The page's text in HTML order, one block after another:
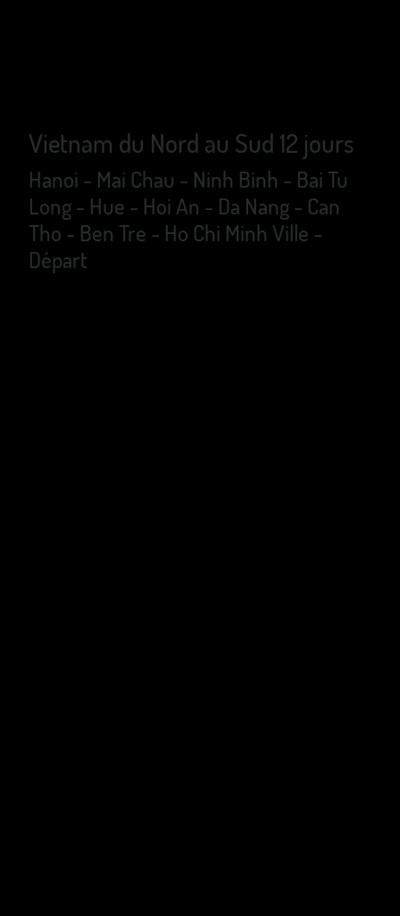
Vietnam du Nord au Sud 12 jours
Hanoi - Mai Chau - Ninh Binh - Bai Tu
Long - Hue - Hoi An - Da Nang - Can
Tho - Ben Tre - Ho Chi Minh Ville -
Départ